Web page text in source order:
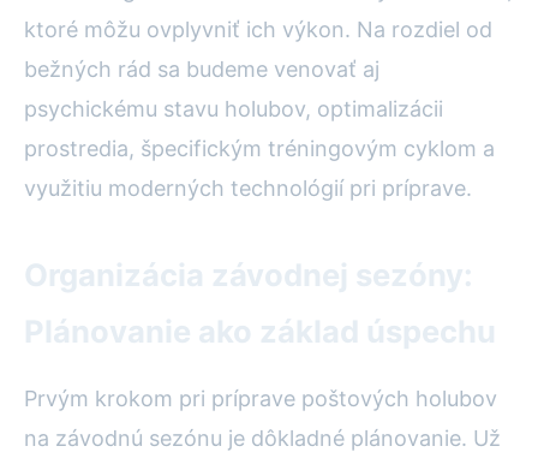
ktoré môžu ovplyvniť ich výkon. Na rozdiel od
bežných rád sa budeme venovať aj
psychickému stavu holubov, optimalizácii
prostredia, špecifickým tréningovým cyklom a
využitiu moderných technológií pri príprave.
Organizácia závodnej sezóny:
Plánovanie ako základ úspechu
Prvým krokom pri príprave poštových holubov
na závodnú sezónu je dôkladné plánovanie. Už